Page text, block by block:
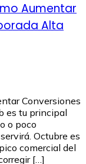
Aumentar
Alta
Conversiones
es tu principal
o poco
Octubre es
comercial del
[…]